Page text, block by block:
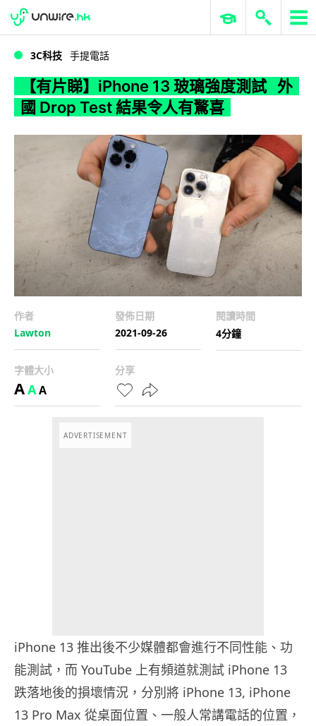
WWDC 2026 ERP 與商業 AI
3C科技 手提電話
【有片睇】iPhone 13 玻璃強度測試 外
國 Drop Test 結果令人有驚喜
作者
Lawton
發佈日期
2021-09-26
閱讀時間
4分鐘
字體大小
AAA
分享
ADVERTISEMENT
iPhone 13 推出後不少媒體都會進行不同性能、功
能測試，而 YouTube 上有頻道就測試 iPhone 13
跌落地後的損壞情況，分別將 iPhone 13, iPhone
13 Pro Max 從桌面位置、一般人常講電話的位置，